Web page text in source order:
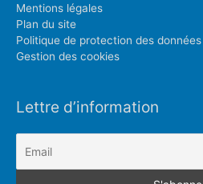
Mentions légales
Plan du site
Politique de protection des données
Gestion des cookies
Lettre d’information